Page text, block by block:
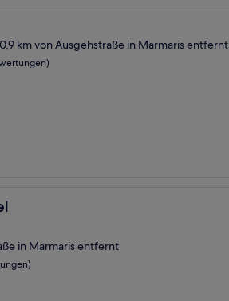
km von Ausgehstraße in Marmaris entfernt
in Marmaris entfernt